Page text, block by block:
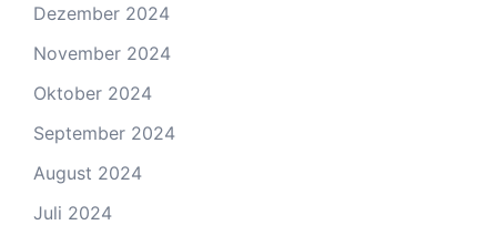
Dezember 2024
November 2024
Oktober 2024
September 2024
August 2024
Juli 2024